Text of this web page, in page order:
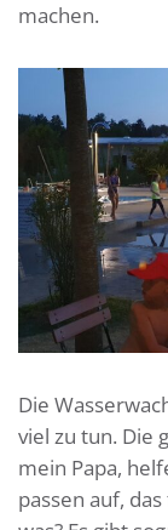
machen.
Die
viel zu tun. Die
mein Papa,
passen auf,